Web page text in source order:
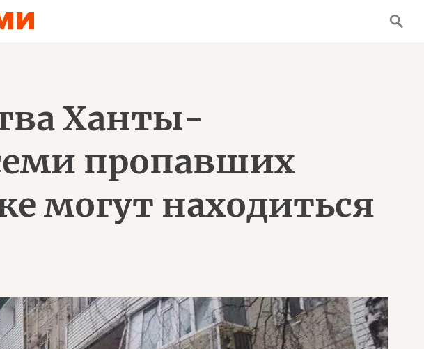
Ханты-
пропавших
могут находиться